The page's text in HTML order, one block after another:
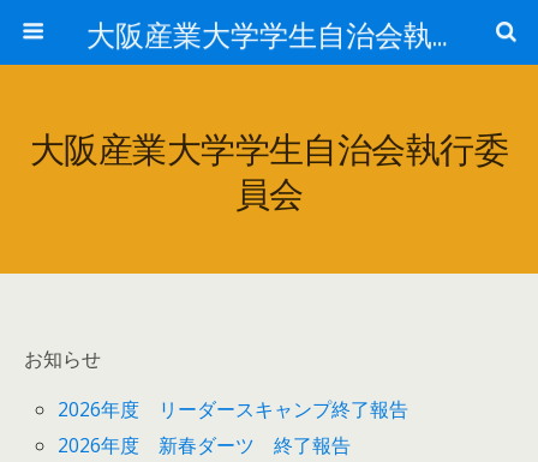
大阪産業大学学生自治会執行委員会
大阪産業大学学生自治会執行委
員会
お知らせ
2026年度 リーダースキャンプ終了報告
2026年度 新春ダーツ 終了報告